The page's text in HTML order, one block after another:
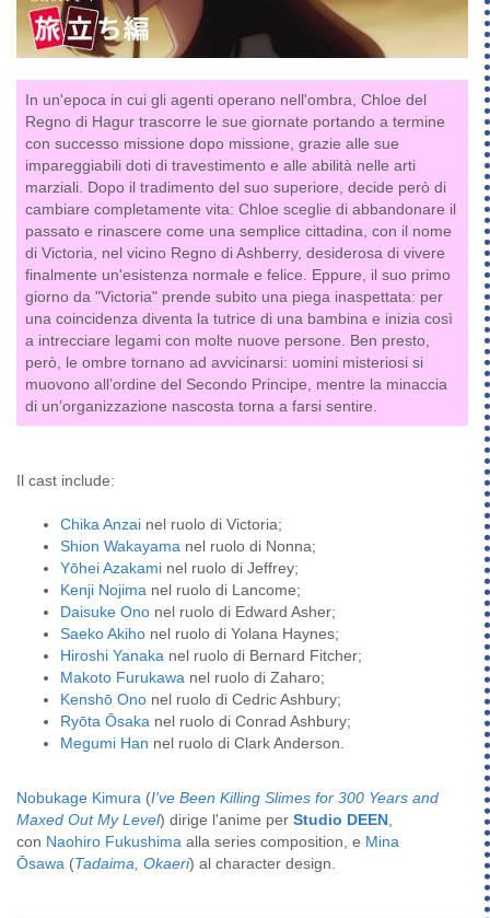
In un'epoca in cui gli agenti operano nell'ombra, Chloe del
Regno di Hagur trascorre le sue giornate portando a termine
con successo missione dopo missione, grazie alle sue
impareggiabili doti di travestimento e alle abilità nelle arti
marziali. Dopo il tradimento del suo superiore, decide però di
cambiare completamente vita: Chloe sceglie di abbandonare il
passato e rinascere come una semplice cittadina, con il nome
di Victoria, nel vicino Regno di Ashberry, desiderosa di vivere
finalmente un'esistenza normale e felice. Eppure, il suo primo
giorno da "Victoria" prende subito una piega inaspettata: per
una coincidenza diventa la tutrice di una bambina e inizia così
a intrecciare legami con molte nuove persone. Ben presto,
però, le ombre tornano ad avvicinarsi: uomini misteriosi si
muovono all’ordine del Secondo Principe, mentre la minaccia
di un’organizzazione nascosta torna a farsi sentire.
Il cast include:
Chika Anzai nel ruolo di Victoria;
Shion Wakayama nel ruolo di Nonna;
Yōhei Azakami nel ruolo di Jeffrey;
Kenji Nojima nel ruolo di Lancome;
Daisuke Ono nel ruolo di Edward Asher;
Saeko Akiho nel ruolo di Yolana Haynes;
Hiroshi Yanaka nel ruolo di Bernard Fitcher;
Makoto Furukawa nel ruolo di Zaharo;
Kenshō Ono nel ruolo di Cedric Ashbury;
Ryōta Ōsaka nel ruolo di Conrad Ashbury;
Megumi Han nel ruolo di Clark Anderson.
Nobukage Kimura (I've Been Killing Slimes for 300 Years and
Maxed Out My Level) dirige l'anime per Studio DEEN
con Naohiro Fukushima alla series composition, e Mina
Ōsawa (Tadaima, Okaeri) al character design.